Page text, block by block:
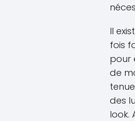
Il
fois
pour
de
des
look.